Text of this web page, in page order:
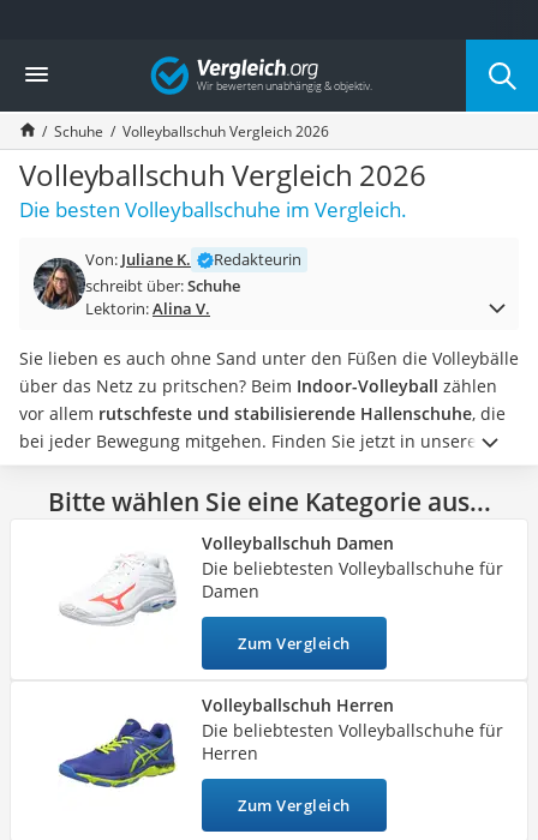
Die beliebtesten Vergleiche nach Kategorie
Mode
Boxershorts
Cellulite-Leggings
Herrensocken
Polarisierte Sonnenbrille
Hausschuhe Herren
Suunto-Uhr
Überzieh-Sonnenbrille
Sneaker Herren
Geldbörse Herren
Knirps-Regenschirm
Periodenunterwäsche
RFID-Schutzkarte
Motorradbrillen
Bademantel Herren
Beheizbare Handschuhe
Gesundheitsschuhe
Vergleich
Schuhe Volleyballschuh Vergleich 2026
Volleyballschuh Vergleich 2026
Die besten Volleyballschuhe im Vergleich.
Von: Juliane K.
Redakteurin
schreibt über:Schuhe
Lektorin:Alina V.
Sie lieben es auch ohne Sand unter den Füßen die Volleybälle
über das Netz zu pritschen? Beim Indoor-Volleyball zählen
vor allem rutschfeste und stabilisierende Hallenschuhe, die
bei jeder Bewegung mitgehen. Finden Sie jetzt in unserer
VergleichstabelleVolleyballschuhe für Damen sowie für
Herren. Sie erfahren außerdem, welche Schuhe dank ihres
besonders viel Halt bieten, damit Sie bei
schnellen Bewegungen nicht umknicken und schon im Test-
Spiel glänzen. Eine
federnde Sohleist gut für die Gelenke
und einatmungsaktives Material
Bitte wählen Sie eine Kategorie aus...
Volleyballschuh Damen
Die beliebtesten Volleyballschuhe für
Damen
Zum Vergleich
Volleyballschuh Herren
Die beliebtesten Volleyballschuhe für
Herren
Zum Vergleich